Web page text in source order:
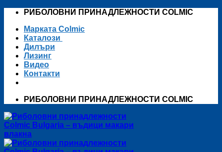
Skip
content
РИБОЛОВНИ ПРИНАДЛЕЖНОСТИ COLMIC
Марката Colmic
Каталози
Дилъри
Лизинг
Видео
Контакти
РИБОЛОВНИ ПРИНАДЛЕЖНОСТИ COLMIC